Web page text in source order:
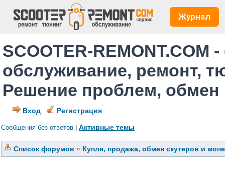
Журнал
SCOOTER-REMONT.COM
обслуживание, ремонт,
Решение проблем,
Вход Регистрация
Сообщения без ответов Активные темы
Список форумов » Купля, продажа, обмен скутеров и